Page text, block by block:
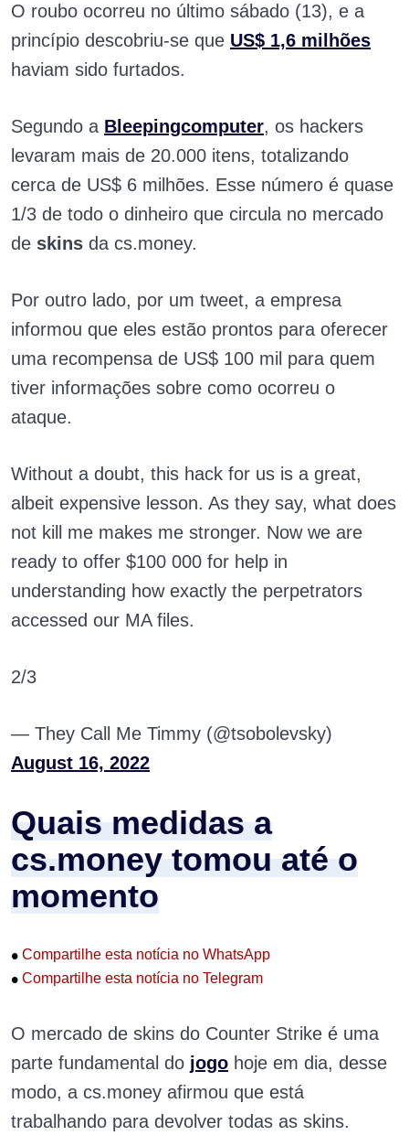
O roubo ocorreu no último sábado (13), e a
princípio descobriu-se que US$ 1,6 milhões
haviam sido furtados.
Segundo a Bleepingcomputer, os hackers
levaram mais de 20.000 itens, totalizando
cerca de US$ 6 milhões. Esse número é quase
1/3 de todo o dinheiro que circula no mercado
de skins da cs.money.
Por outro lado, por um tweet, a empresa
informou que eles estão prontos para oferecer
uma recompensa de US$ 100 mil para quem
tiver informações sobre como ocorreu o
ataque.
Without a doubt, this hack for us is a great,
albeit expensive lesson. As they say, what does
not kill me makes me stronger. Now we are
ready to offer $100 000 for help in
understanding how exactly the perpetrators
accessed our MA files.
2/3
— They Call Me Timmy (@tsobolevsky)
August 16, 2022
Quais medidas a
cs.money tomou até o
momento
• Compartilhe esta notícia no WhatsApp
• Compartilhe esta notícia no Telegram
O mercado de skins do Counter Strike é uma
parte fundamental do jogo hoje em dia, desse
modo, a cs.money afirmou que está
trabalhando para devolver todas as skins.